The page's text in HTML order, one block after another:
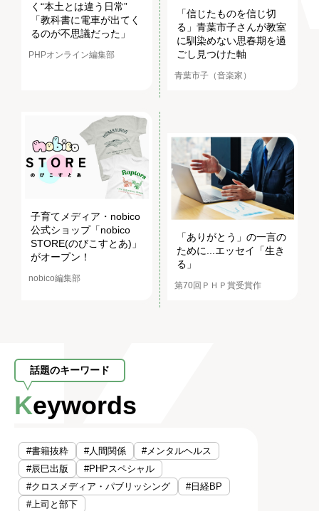
く“本土とは違う日常”
「教科書に電車が出てく
るのが不思議だった」
PHPオンライン編集部
「信じたものを信じ切
る」青葉市子さんが教室
に馴染めない思春期を過
ごし見つけた軸
青葉市子（音楽家）
子育てメディア・nobico
公式ショップ「nobico
STORE(のびこすとあ)」
がオープン！
nobico編集部
「ありがとう」の一言の
ために...エッセイ「生き
る」
第70回ＰＨＰ賞受賞作
話題のキーワード
Keywords
#書籍抜粋 #人間関係
#メンタルヘルス
#辰巳出版
#PHPスペシャル
#クロスメディア・パブリッシング
#日経BP
#上司と部下